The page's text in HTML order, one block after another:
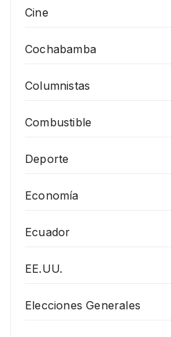
Cine
Cochabamba
Columnistas
Combustible
Deporte
Economía
Ecuador
EE.UU.
Elecciones Generales